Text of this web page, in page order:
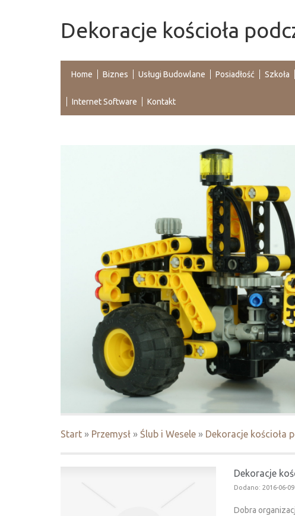
Dekoracje kościoła
Home Biznes Usługi Budowlane Posiadłość Szkoła
Internet Software Kontakt
Start » Przemysł » Ślub i Wesele » Dekoracje kościoła
Dekoracje
Dodano: 2016-06-09
Dobra